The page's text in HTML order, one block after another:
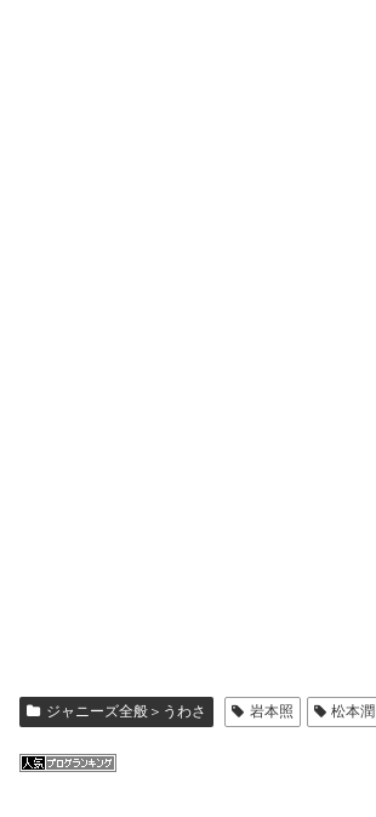
ジャニーズ全般＞うわさ 岩本照 松本潤